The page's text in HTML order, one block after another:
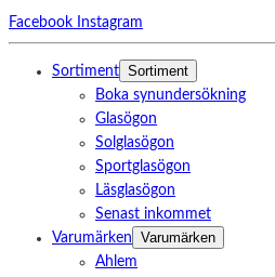
Facebook Instagram
Sortiment Sortiment
Boka synundersökning
Glasögon
Solglasögon
Sportglasögon
Läsglasögon
Senast inkommet
Varumärken
Varumärken
Ahlem